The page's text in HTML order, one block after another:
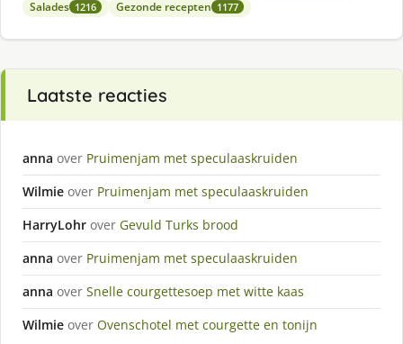
Salades 1216 Gezonde recepten 1177
Laatste reacties
anna over Pruimenjam met speculaaskruiden
Wilmie over Pruimenjam met speculaaskruiden
HarryLohr over Gevuld Turks brood
anna over Pruimenjam met speculaaskruiden
anna over Snelle courgettesoep met witte kaas
Wilmie over Ovenschotel met courgette en tonijn